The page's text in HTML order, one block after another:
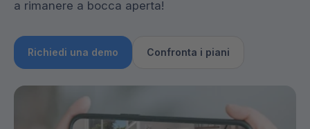
a rimanere a bocca aperta!
Richiedi una demo Confronta i piani